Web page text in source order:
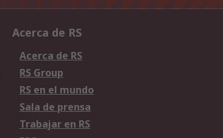
Acerca de RS
Acerca de RS
RS Group
RS en el mundo
Sala de prensa
Trabajar en RS